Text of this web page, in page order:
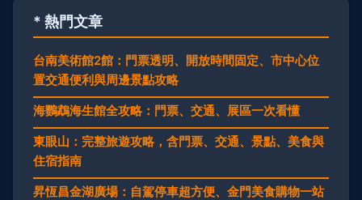
* 熱門文章
台南美術館2館：門票透明、開放時間固定、市中心位
置交通便利與周邊景點攻略
海鸚鵡海生館全攻略：門票、交通、展區一次看懂
東眼山：完整旅遊攻略，含門票、交通、景點、美食與
住宿指南
昇恆昌金湖廣場：自駕停車超方便、金門美食購物一站